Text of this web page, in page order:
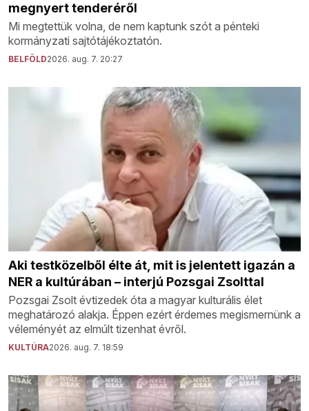
megnyert tenderéről
Mi megtettük volna, de nem kaptunk szót a pénteki
kormányzati sajtótájékoztatón.
BELFÖLD2026. aug. 7. 20:27
Aki testközelből élte át, mit is jelentett igazán a
NER a kultúrában – interjú Pozsgai Zsolttal
Pozsgai Zsolt évtizedek óta a magyar kulturális élet
meghatározó alakja. Éppen ezért érdemes megismernünk a
véleményét az elmúlt tizenhat évről.
KULTÚRA2026. aug. 7. 18:59